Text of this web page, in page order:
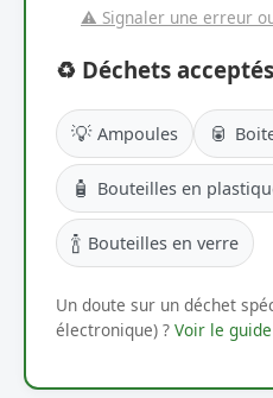
⚠️ Signaler une erreur
♻️ Déchets acceptés
💡 Ampoules 🥫
🧴 Bouteilles en
🍾 Bouteilles en verre
Un doute sur un déchet
électronique) ? Voir le